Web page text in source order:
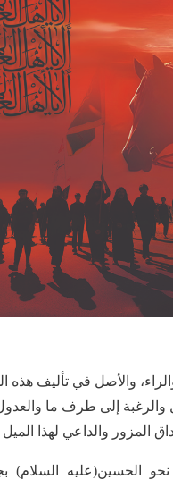
والأصل في تأليف
المزور والداعي لهذا
الحسين(عليه